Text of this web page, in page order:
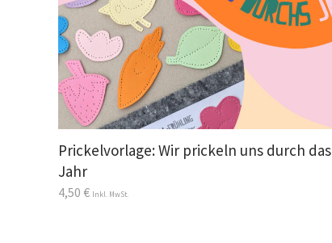
Prickelvorlage: Wir prickeln uns durch das
Jahr
4,50 € Inkl. MwSt.